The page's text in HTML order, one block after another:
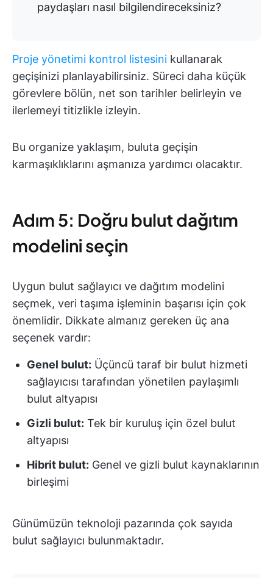
paydaşları nasıl bilgilendireceksiniz?
Proje yönetimi kontrol listesini kullanarak
geçişinizi planlayabilirsiniz. Süreci daha küçük
görevlere bölün, net son tarihler belirleyin ve
ilerlemeyi titizlikle izleyin.
Bu organize yaklaşım, buluta geçişin
karmaşıklıklarını aşmanıza yardımcı olacaktır.
Adım 5: Doğru bulut dağıtım
modelini seçin
Uygun bulut sağlayıcı ve dağıtım modelini
seçmek, veri taşıma işleminin başarısı için çok
önemlidir. Dikkate almanız gereken üç ana
seçenek vardır:
Genel bulut: Üçüncü taraf bir bulut hizmeti
sağlayıcısı tarafından yönetilen paylaşımlı
bulut altyapısı
Gizli bulut: Tek bir kuruluş için özel bulut
altyapısı
Hibrit bulut: Genel ve gizli bulut kaynaklarının
birleşimi
Günümüzün teknoloji pazarında çok sayıda
bulut sağlayıcı bulunmaktadır.